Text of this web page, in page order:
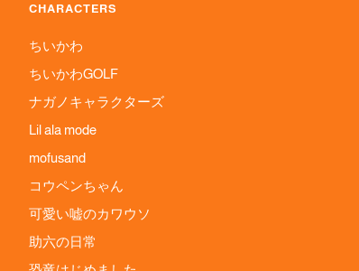
CHARACTERS
ちいかわ
ちいかわGOLF
ナガノキャラクターズ
Lil ala mode
mofusand
コウペンちゃん
可愛い嘘のカワウソ
助六の日常